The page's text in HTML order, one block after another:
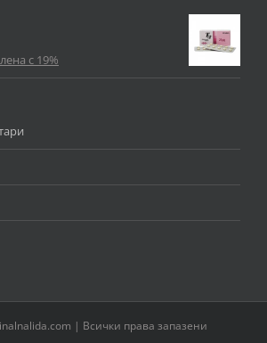
с 19%
| Всички права запазени